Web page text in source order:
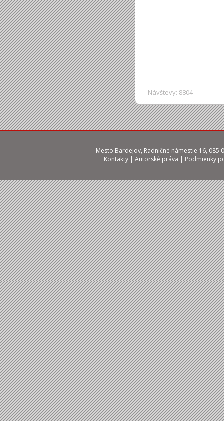
Návštevy: 8804
Mesto Bardejov, Radničné námestie 16, 085
Kontakty | Autorské práva | Podmienky